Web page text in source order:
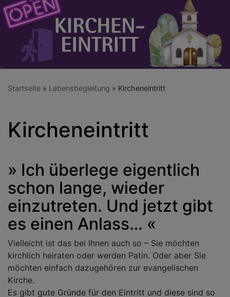
Startseite Lebensbegleitung Kircheneintritt
Kircheneintritt
» Ich überlege eigentlich
schon lange, wieder
einzutreten. Und jetzt gibt
es einen Anlass… «
Vielleicht ist das bei Ihnen auch so – Sie möchten
kirchlich heiraten oder werden Patin. Oder aber Sie
möchten einfach dazugehören zur evangelischen
Kirche.
Es gibt gute Gründe für den Eintritt und diese sind so